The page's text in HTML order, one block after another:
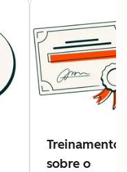
Treinamento
sobre o